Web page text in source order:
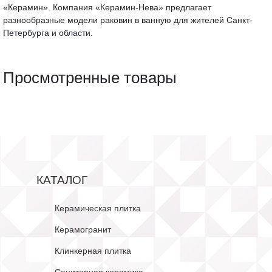
«Керамин». Компания «Керамин-Нева» предлагает
разнообразные модели раковин в ванную для жителей Санкт-
Петербурга и области.
Просмотренные товары
КАТАЛОГ
Керамическая плитка
Керамогранит
Клинкерная плитка